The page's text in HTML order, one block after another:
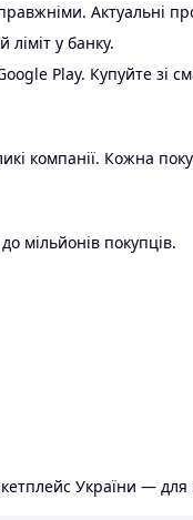
Актуальні
у банку.
Play. Купуйте зі
компанії. Кожна
мільйонів покупців.
України — для